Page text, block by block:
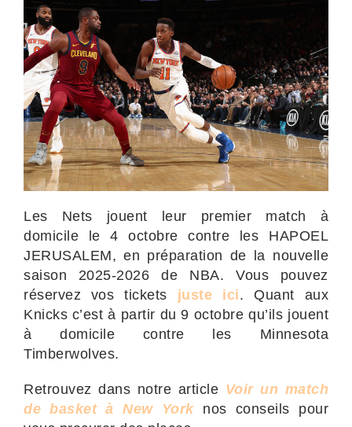
Les Nets jouent leur premier match à
domicile le 4 octobre contre les HAPOEL
JERUSALEM, en préparation de la nouvelle
saison 2025-2026 de NBA. Vous pouvez
réservez vos tickets juste ici. Quant aux
Knicks c’est à partir du 9 octobre qu’ils jouent
à domicile contre les Minnesota
Timberwolves.
Retrouvez dans notre article Voir un match
de basket à New Yorknos conseils pour